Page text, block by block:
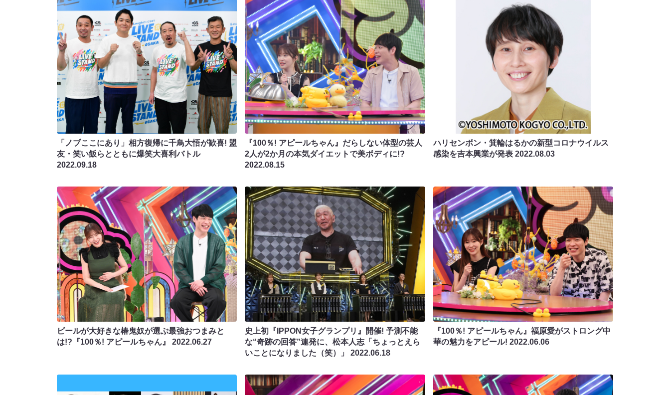
「ノブここにあり」相方復帰に千鳥大悟が歓喜! 盟
友・笑い飯らとともに爆笑大喜利バトル
2022.09.18
『100％! アピールちゃん』だらしない体型の芸人
2人が2か月の本気ダイエットで美ボディに!?
2022.08.15
ハリセンボン・箕輪はるかの新型コロナウイルス
感染を吉本興業が発表 2022.08.03
ビールが大好きな椿鬼奴が選ぶ最強おつまみと
は!?『100％! アピールちゃん』 2022.06.27
史上初『IPPON女子グランプリ』開催! 予測不能
な“奇跡の回答”連発に、松本人志「ちょっとえら
いことになりました（笑）」2022.06.18
『100％! アピールちゃん』福原愛がストロング中
華の魅力をアピール! 2022.06.06